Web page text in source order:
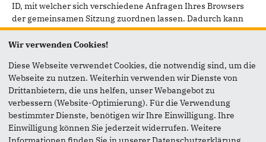
ID, mit welcher sich verschiedene Anfragen Ihres Browsers
der gemeinsamen Sitzung zuordnen lassen. Dadurch kann
Ihr Rechner wiedererkannt werden, wenn Sie auf unsere
Website zurückkehren. Die Session-Cookies werden gelöscht,
c. Persistente Cookies werden automatisiert nach einer
vorgegebenen Dauer gelöscht, die sich je nach Cookie
unterscheiden kann. Sie können die Cookies in den
Sicherheitseinstellungen Ihres Browsers jederzeit löschen.
d. Sie können Ihre Browser-Einstellung entsprechend Ihren
Wünschen konfigurieren und z. B. die Annahme von Third-
Wir verwenden Cookies!
Diese Webseite verwendet Cookies, die notwendig sind, um die
Webseite zu nutzen. Weiterhin verwenden wir Dienste von
Drittanbietern, die uns helfen, unser Webangebot zu
verbessern (Website-Optimierung). Für die Verwendung
bestimmter Dienste, benötigen wir Ihre Einwilligung. Ihre
Einwilligung können Sie jederzeit widerrufen. Weitere